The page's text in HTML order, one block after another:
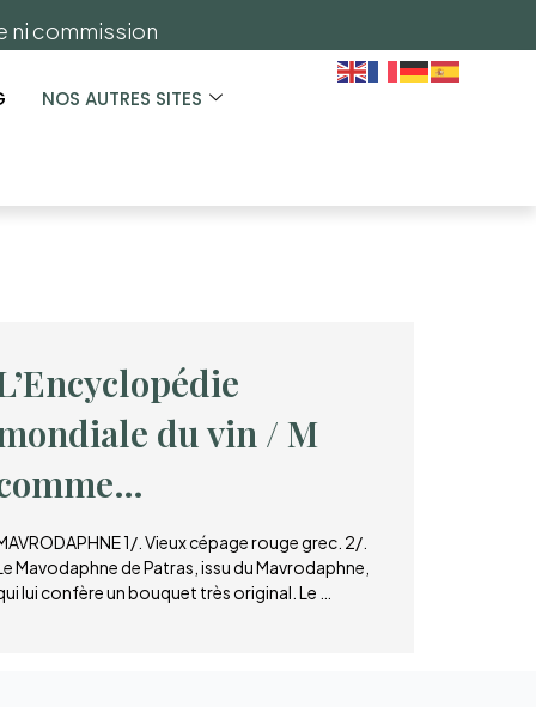
ni commission
NOS AUTRES SITES
du vin / M
1/. Vieux cépage rouge grec. 2/.
Mavodaphne de Patras, issu du Mavrodaphne,
lui confère un bouquet très original. Le …